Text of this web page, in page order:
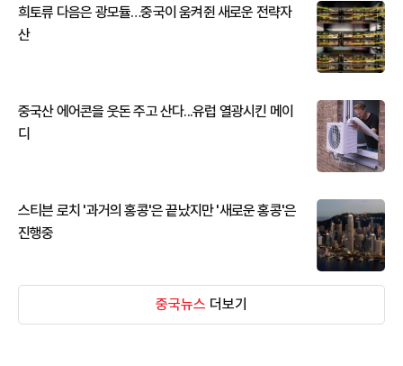
희토류 다음은 광모듈…중국이 움켜쥔 새로운 전략자
산
중국산 에어콘을 웃돈 주고 산다...유럽 열광시킨 메이
디
스티븐 로치 '과거의 홍콩'은 끝났지만 '새로운 홍콩'은
진행중
중국뉴스 더보기